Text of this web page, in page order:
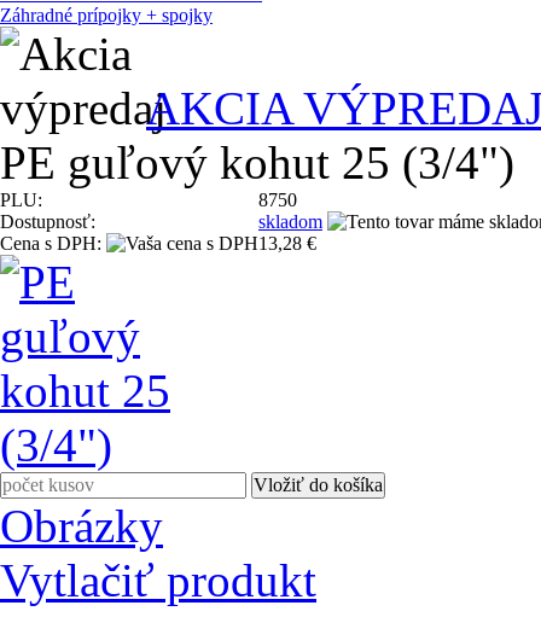
Záhradné prípojky + spojky
AKCIA
PE guľový kohut 25 (3/4")
PLU:
8750
Dostupnosť:
skladom
Cena s DPH:
13,28 €
Obrázky
Vytlačiť produkt